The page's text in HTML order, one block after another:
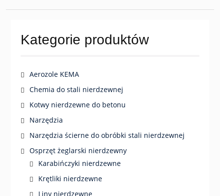
Kategorie produktów
Aerozole KEMA
Chemia do stali nierdzewnej
Kotwy nierdzewne do betonu
Narzędzia
Narzędzia ścierne do obróbki stali nierdzewnej
Osprzęt żeglarski nierdzewny
Karabińczyki nierdzewne
Krętliki nierdzewne
Liny nierdzewne